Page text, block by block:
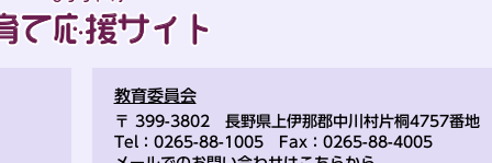
教育委員会
〒 399-3802 長野県上伊那郡中川村片桐4757番地
Tel：0265-88-1005 Fax：0265-88-4005